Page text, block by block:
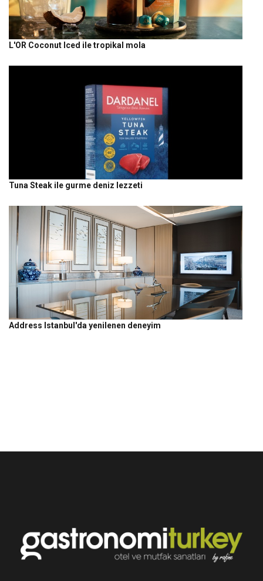
L'OR Coconut Iced ile tropikal mola
Tuna Steak ile gurme deniz lezzeti
Address Istanbul'da yenilenen deneyim